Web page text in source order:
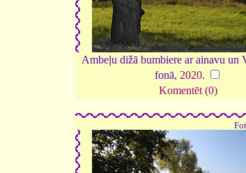
Ambeļu dižā bumbiere ar ainavu un
fonā, 2020.
Komentēt (0)